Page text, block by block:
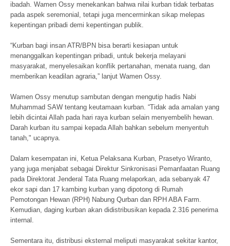
ibadah. Wamen Ossy menekankan bahwa nilai kurban tidak terbatas
pada aspek seremonial, tetapi juga mencerminkan sikap melepas
kepentingan pribadi demi kepentingan publik.
“Kurban bagi insan ATR/BPN bisa berarti kesiapan untuk
menanggalkan kepentingan pribadi, untuk bekerja melayani
masyarakat, menyelesaikan konflik pertanahan, menata ruang, dan
memberikan keadilan agraria,” lanjut Wamen Ossy.
Wamen Ossy menutup sambutan dengan mengutip hadis Nabi
Muhammad SAW tentang keutamaan kurban. “Tidak ada amalan yang
lebih dicintai Allah pada hari raya kurban selain menyembelih hewan.
Darah kurban itu sampai kepada Allah bahkan sebelum menyentuh
tanah," ucapnya.
Dalam kesempatan ini, Ketua Pelaksana Kurban, Prasetyo Wiranto,
yang juga menjabat sebagai Direktur Sinkronisasi Pemanfaatan Ruang
pada Direktorat Jenderal Tata Ruang melaporkan, ada sebanyak 47
ekor sapi dan 17 kambing kurban yang dipotong di Rumah
Pemotongan Hewan (RPH) Nabung Qurban dan RPH ABA Farm.
Kemudian, daging kurban akan didistribusikan kepada 2.316 penerima
internal.
Sementara itu, distribusi eksternal meliputi masyarakat sekitar kantor,